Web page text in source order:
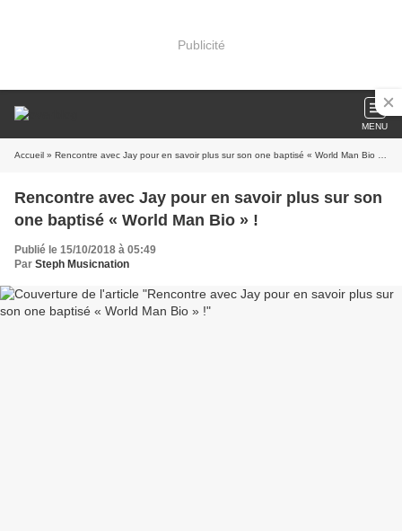
Publicité
MENU
Accueil » Rencontre avec Jay pour en savoir plus sur son one baptisé « World Man Bio » !
Rencontre avec Jay pour en savoir plus sur son
one baptisé « World Man Bio » !
Publié le 15/10/2018 à 05:49
Par Steph Musicnation